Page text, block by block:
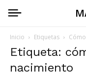
Inicio Etiquetas
Etiqueta:
nacimiento